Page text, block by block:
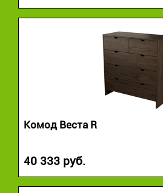
Комод Веста R
40 333 руб.